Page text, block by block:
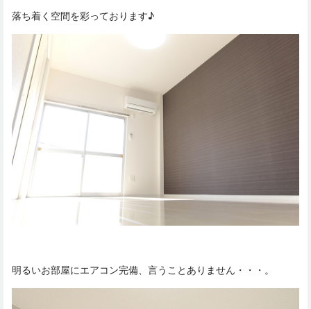
落ち着く空間を彩っております♪
明るいお部屋にエアコン完備、言うことありません・・・。